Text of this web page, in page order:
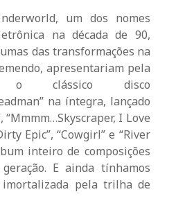
um dos nomes
na década de 90,
das transformações na
apresentariam pela
o clássico disco
na íntegra, lançado
“Mmmm…Skyscraper, I Love
Epic”, “Cowgirl” e “River
inteiro de composições
E ainda tínhamos
imortalizada pela trilha de